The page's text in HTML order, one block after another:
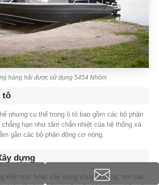
hàng hải được sử dụng 5454 Nhôm
tô
nhưng cụ thể trong ô tô bao gồm các bộ phận
hạn như tấm chắn nhiệt của hệ thống xả
gần các bộ phận động cơ nóng.
dựng
kiến ​​trúc hoặc xây dựng chuyên dụng, nơi các